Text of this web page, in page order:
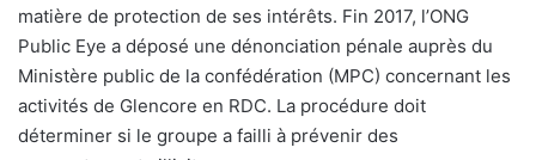
matière de protection de ses intérêts. Fin 2017, l’ONG
Public Eye a déposé une dénonciation pénale auprès du
Ministère public de la confédération (MPC) concernant les
activités de Glencore en RDC. La procédure doit
déterminer si le groupe a failli à prévenir des